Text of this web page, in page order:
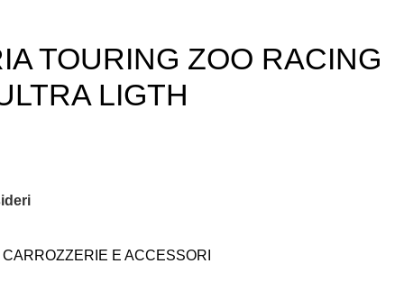
TOURING ZOO RACING
LIGTH
CARROZZERIE E ACCESSORI